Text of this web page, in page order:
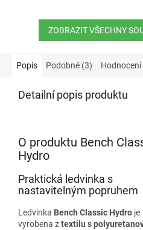
ZOBRAZIT VŠECHNY
Popis Podobné (3) Hodnocení
Detailní popis produktu
O produktu Bench
Hydro
Praktická ledvinka s
nastavitelným popruhem
Ledvinka Bench Classic Hydro je
vyrobena ztextilu s